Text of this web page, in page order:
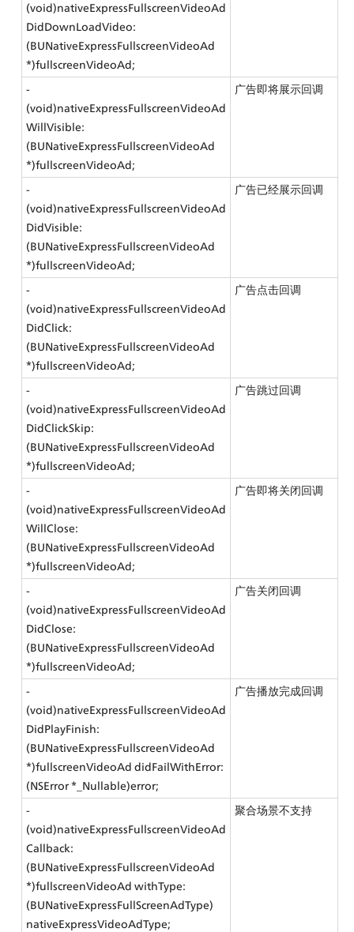
(void)nativeExpressFullscreenVideoAd
DidDownLoadVideo:
(BUNativeExpressFullscreenVideoAd
*)fullscreenVideoAd;
-
(void)nativeExpressFullscreenVideoAd
WillVisible:
(BUNativeExpressFullscreenVideoAd
*)fullscreenVideoAd;
广告即将展示回调
-
(void)nativeExpressFullscreenVideoAd
DidVisible:
(BUNativeExpressFullscreenVideoAd
*)fullscreenVideoAd;
广告已经展示回调
-
(void)nativeExpressFullscreenVideoAd
DidClick:
(BUNativeExpressFullscreenVideoAd
*)fullscreenVideoAd;
广告点击回调
-
(void)nativeExpressFullscreenVideoAd
DidClickSkip:
(BUNativeExpressFullscreenVideoAd
*)fullscreenVideoAd;
广告跳过回调
-
(void)nativeExpressFullscreenVideoAd
WillClose:
(BUNativeExpressFullscreenVideoAd
*)fullscreenVideoAd;
广告即将关闭回调
-
(void)nativeExpressFullscreenVideoAd
DidClose:
(BUNativeExpressFullscreenVideoAd
*)fullscreenVideoAd;
广告关闭回调
-
(void)nativeExpressFullscreenVideoAd
DidPlayFinish:
(BUNativeExpressFullscreenVideoAd
*)fullscreenVideoAd didFailWithError:
(NSError *_Nullable)error;
广告播放完成回调
-
(void)nativeExpressFullscreenVideoAd
Callback:
(BUNativeExpressFullscreenVideoAd
*)fullscreenVideoAd withType:
(BUNativeExpressFullScreenAdType)
nativeExpressVideoAdType;
聚合场景不支持